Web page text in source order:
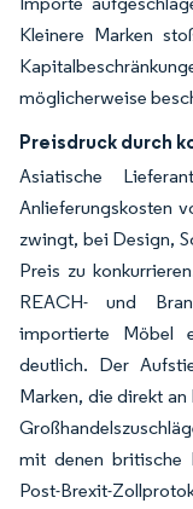
Kleinere Marken
möglicherweise
Preisdruck durch
Asiatische
Anlieferungskosten
zwingt, bei Design,
Preis zu
REACH- und
importierte Möbel
deutlich. Der
Marken, die direkt
mit denen britische
Post-Brexit-